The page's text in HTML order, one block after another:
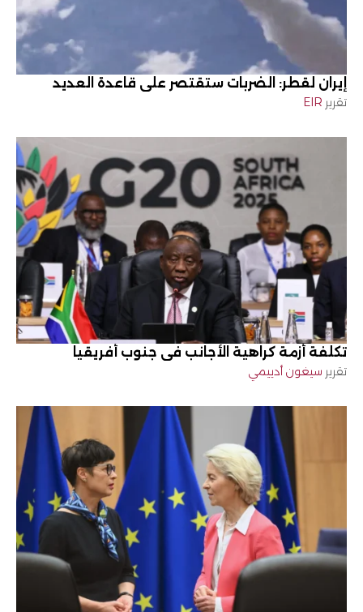
إيران لقطر: الضربات ستقتصر على قاعدة العديد
تقرير EIR
تكلفة أزمة كراهية الأجانب في جنوب أفريقيا
تقرير سيغون أدييمي